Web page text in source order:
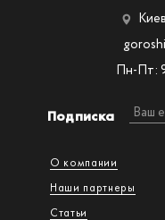
О компании
Наши партнеры
Статьи
Подписка
Пн-Пт: